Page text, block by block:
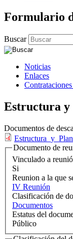
Formulario
Buscar
Noticias
Enlaces
Estructura y
Documentos de
Documento de
Vinculado a
Si
Reunion a la que
IV Reunión
Clasificación de
Documentos
Estatus del
Público